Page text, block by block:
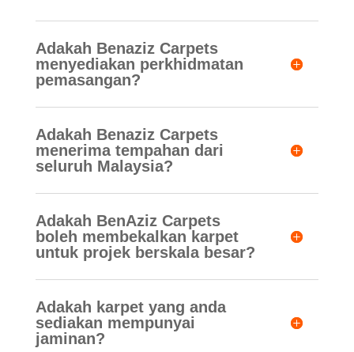
Adakah Benaziz Carpets
menyediakan perkhidmatan
pemasangan?
Adakah Benaziz Carpets
menerima tempahan dari
seluruh Malaysia?
Adakah BenAziz Carpets
boleh membekalkan karpet
untuk projek berskala besar?
Adakah karpet yang anda
sediakan mempunyai
jaminan?